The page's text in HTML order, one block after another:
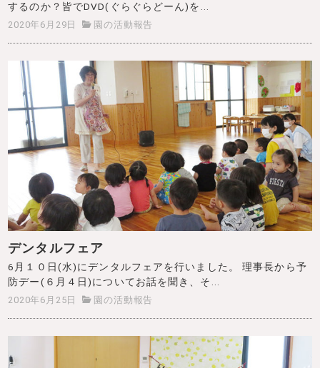
するのか？皆でDVD(ぐらぐらどーん)を...
2020年6月29日 園の活動報告
デンタルフェア
6月１０日(水)にデンタルフェアを行いました。 理事長から予
防デー(６月４日)についてお話を聞き、そ...
2020年6月25日 園の活動報告